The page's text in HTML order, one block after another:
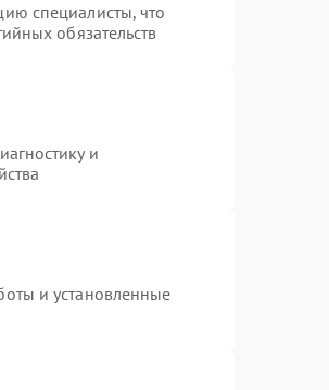
специалисты, что
обязательств
и
и установленные